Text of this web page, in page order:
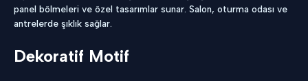
panel bölmeleri ve özel tasarımlar sunar. Salon, oturma odası ve
antrelerde şıklık sağlar.
Dekoratif Motif